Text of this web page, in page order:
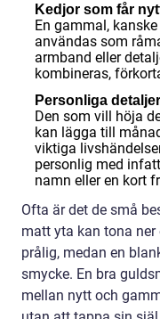
Kedjor som får
En gammal,
användas som
armband eller
kombineras,
Personliga
Den som vill höja
kan lägga till
viktiga
personlig med
namn eller en kort
Ofta är det de små
matt yta kan tona
prålig, medan en
smycke. En bra
mellan nytt och